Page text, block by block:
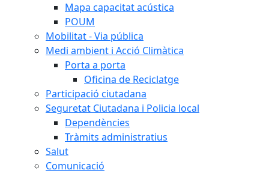
Mapa capacitat acústica
POUM
Mobilitat - Via pública
Medi ambient i Acció Climàtica
Porta a porta
Oficina de Reciclatge
Participació ciutadana
Seguretat Ciutadana i Policia local
Dependències
Tràmits administratius
Salut
Comunicació